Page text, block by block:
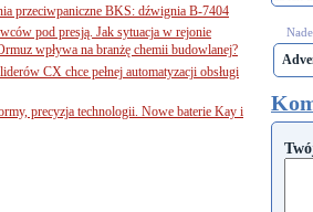
przeciwpaniczne BKS: dźwignia B-7404
pod presją. Jak sytuacja w rejonie
wpływa na branżę chemii budowlanej?
CX chce pełnej automatyzacji obsługi
precyzja technologii. Nowe baterie Kay i